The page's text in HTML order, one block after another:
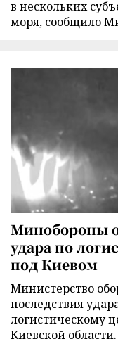
в нескольких
моря, сообщило
Минобороны
удара по
под Киевом
Министерство
последствия
логистическому
Киевской области.